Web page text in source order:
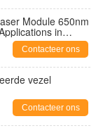
Module 650nm
in
Contacteer ons
vezel
Contacteer ons